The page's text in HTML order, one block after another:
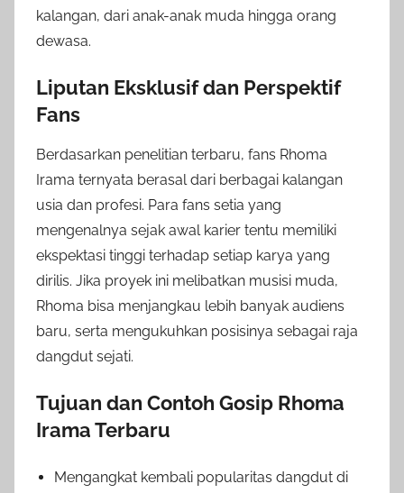
kalangan, dari anak-anak muda hingga orang
dewasa.
Liputan Eksklusif dan Perspektif
Fans
Berdasarkan penelitian terbaru, fans Rhoma
Irama ternyata berasal dari berbagai kalangan
usia dan profesi. Para fans setia yang
mengenalnya sejak awal karier tentu memiliki
ekspektasi tinggi terhadap setiap karya yang
dirilis. Jika proyek ini melibatkan musisi muda,
Rhoma bisa menjangkau lebih banyak audiens
baru, serta mengukuhkan posisinya sebagai raja
dangdut sejati.
Tujuan dan Contoh Gosip Rhoma
Irama Terbaru
Mengangkat kembali popularitas dangdut di